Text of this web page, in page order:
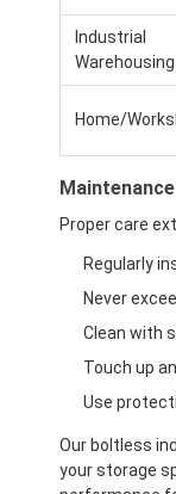
หน้าแรก
สินค้า
วิดีโอ
Industrial
Warehousing
Home/
Proper care
Regularly
Never
Clean with
Touch up
Use
Our boltless
your storage